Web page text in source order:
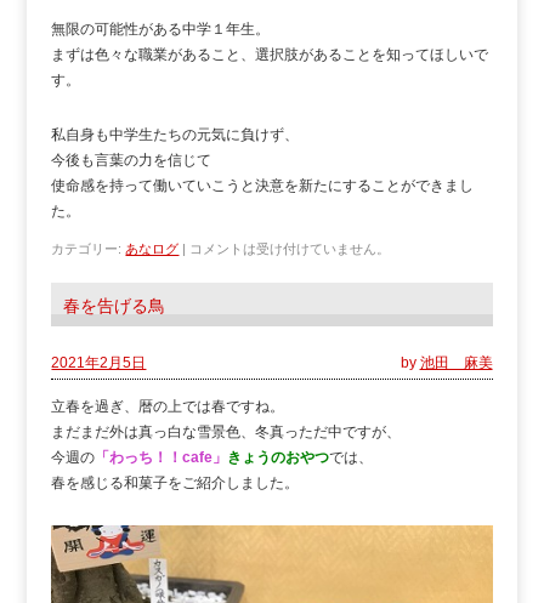
無限の可能性がある中学１年生。
まずは色々な職業があること、選択肢があることを知ってほしいで
す。
私自身も中学生たちの元気に負けず、
今後も言葉の力を信じて
使命感を持って働いていこうと決意を新たにすることができまし
た。
カテゴリー: あなログ コメントは受け付けていません。
春を告げる鳥
2021年2月5日 by 池田 麻美
立春を過ぎ、暦の上では春ですね。
まだまだ外は真っ白な雪景色、冬真っただ中ですが、
今週の 「わっち！！cafe」 きょうのおやつでは、
春を感じる和菓子をご紹介しました。